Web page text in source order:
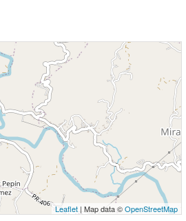
Leaflet | Map data ©OpenStreetMap